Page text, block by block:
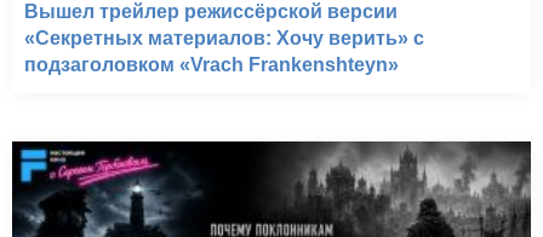
Вышел трейлер режиссёрской версии
«Секретных материалов: Хочу верить» с
подзаголовком «Vrach Frankenshteyn»